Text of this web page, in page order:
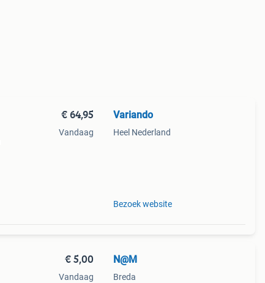
€ 64,95
Vandaag
Variando
Heel Nederland
Bezoek website
€ 5,00
Vandaag
N@M
Breda